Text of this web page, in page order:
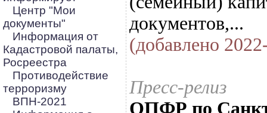
Центр "Мои
документы"
Информация от
Кадастровой палаты,
Росреестра
Противодействие
терроризму
ВПН-2021
документов,...
(добавлено
Пресс-релиз
ОПФР по